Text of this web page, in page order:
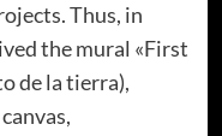
Thus, in
the mural «First
de la tierra),